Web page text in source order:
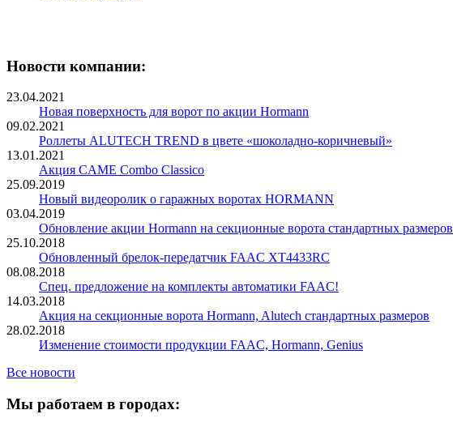
Новости компании:
23.04.2021
Новая поверхность для ворот по акции Hormann
09.02.2021
Роллеты ALUTECH TREND в цвете «шоколадно-коричневый»
13.01.2021
Акция CAME Combo Classico
25.09.2019
Новый видеоролик о гаражных воротах HORMANN
03.04.2019
Обновление акции Hormann на секционные ворота стандартных размеров
25.10.2018
Обновленный брелок-передатчик FAAC XT4433RC
08.08.2018
Спец. предложение на комплекты автоматики FAAC!
14.03.2018
Акция на секционные ворота Hormann, Alutech стандартных размеров
28.02.2018
Изменение стоимости продукции FAAC, Hormann, Genius
Все новости
Мы работаем в городах: